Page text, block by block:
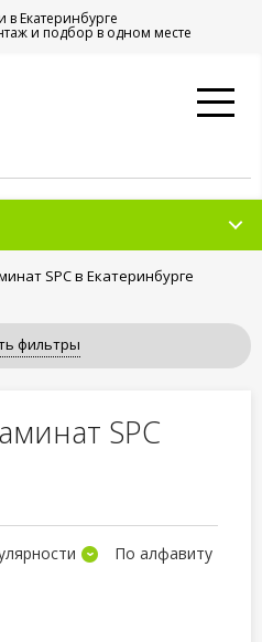
Екатеринбурге
и подбор в одном месте
SPC в Екатеринбурге
фильтры
SPC
По алфавиту